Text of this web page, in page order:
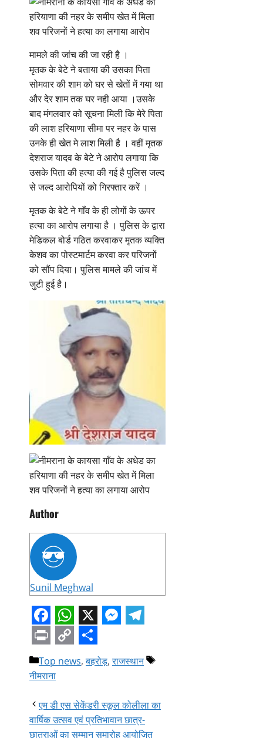
मामले की जांच की जा रही है ।
मृतक के बेटे ने बताया की उसका पिता
सोमवार की शाम को घर से खेतों में गया था
और देर शाम तक घर नही आया ।उसके
बाद मंगलवार को सूचना मिली कि मेरे पिता
की लाश हरियाणा सीमा पर नहर के पास
उनके ही खेत मे लाश मिली है । वहीं मृतक
देशराज यादव के बेटे ने आरोप लगाया कि
उसके पिता की हत्या की गई है पुलिस जल्द
से जल्द आरोपियों को गिरफ्तार करें ।
मृतक के बेटे ने गाँव के ही लोगों के ऊपर
हत्या का आरोप लगाया है । पुलिस के द्वारा
मेडिकल बोर्ड गठित करवाकर मृतक व्यक्ति
केशव का पोस्टमार्टम करवा कर परिजनों
को सौंप दिया। पुलिस मामले की जांच में
जुटी हुई है।
Author
Sunil Meghwal
Facebook
WhatsApp
X
PrintCopy
Link
Share
Categories
Top news,बहरोड़,राजस्थान
Tags
नीमराना
एम डी एस सेकेंडरी स्कूल कोलीला का
वार्षिक उत्सव एवं प्रतिभावान छात्र-
छात्राओं का सम्मान समारोह आयोजित